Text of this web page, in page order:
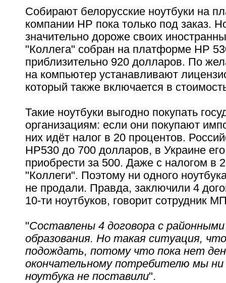
Собирают белорусские ноутбуки на
компании НР пока только под заказ.
значительно дороже своих
"Коллега" собран на платформе НР
приблизительно 920 долларов. По
на компьютер устанавливают
который также включается в
Такие ноутбуки выгодно покупать
организациям: если они покупают
них идёт налог в 20 процентов.
НР530 до 700 долларов, в Украине
приобрести за 500. Даже с налогом в
"Коллеги". Поэтому ни одного
не продали. Правда, заключили 4
10-ти ноутбуков, говорит сотрудник
"Составлены 4 договора с
образования. Но такая ситуация,
подождать, потому что пока нет
окончательному потребителю мы ни
ноутбука не поставили".